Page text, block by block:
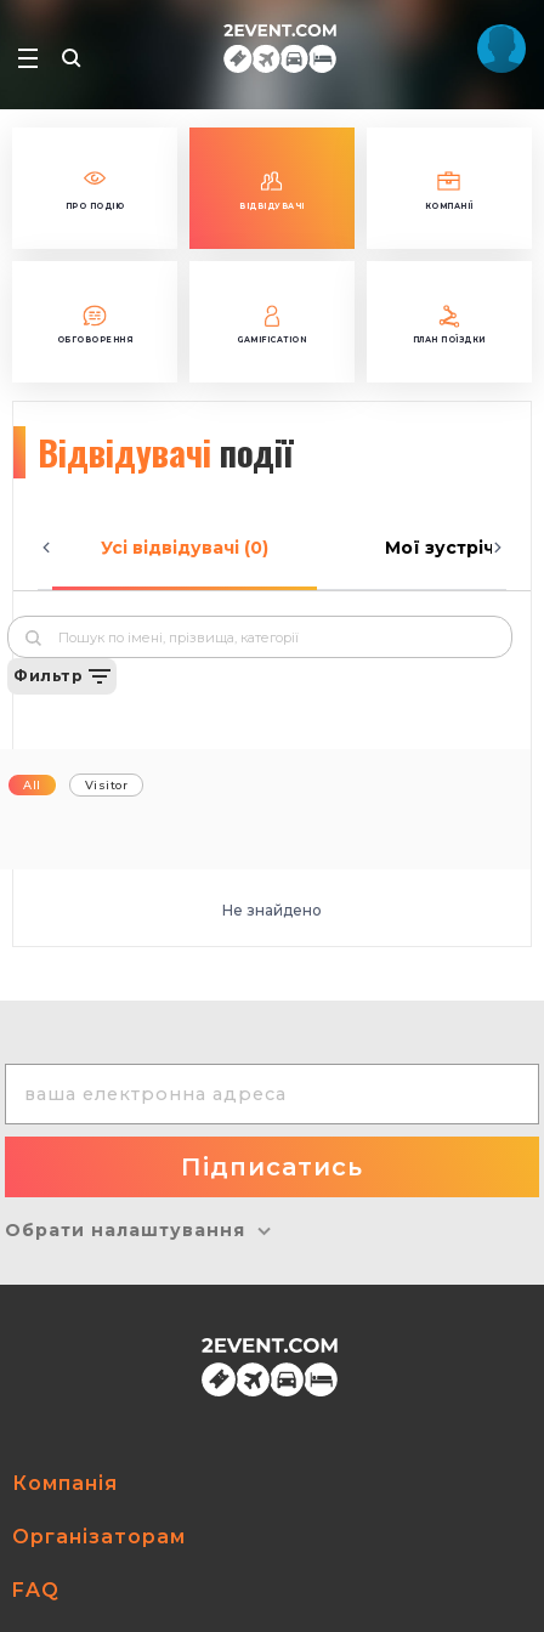
ПРО ПОДІЮ ВІДВІДУВАЧІ КОМПАНІЇ
ОБГОВОРЕННЯ GAMIFICATION ПЛАН ПОЇЗДКИ
Відвідувачі події
Усі відвідувачі (0) Мої зустрічі (0)
Фильтр
All Visitor
Не знайдено
Обрати налаштування
Компанія
Організаторам
FAQ